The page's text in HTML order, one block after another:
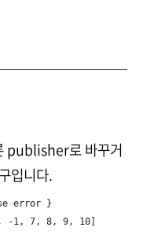
publisher로 바꾸거
입니다.
error }
-1, 7, 8, 9, 10]